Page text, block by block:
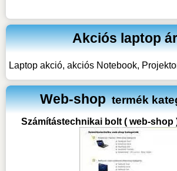
Akciós laptop
Laptop akció, akciós Notebook,
Web-shop termék
Számítástechnikai bolt ( web-shop